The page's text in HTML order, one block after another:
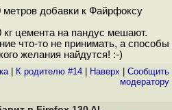
добавки к Файрфоксу
цемента на пандус мешают.
что-то не принимать, а способы
желания найдутся! :-)
| К родителю #14 Наверх
Cообщить
модератору